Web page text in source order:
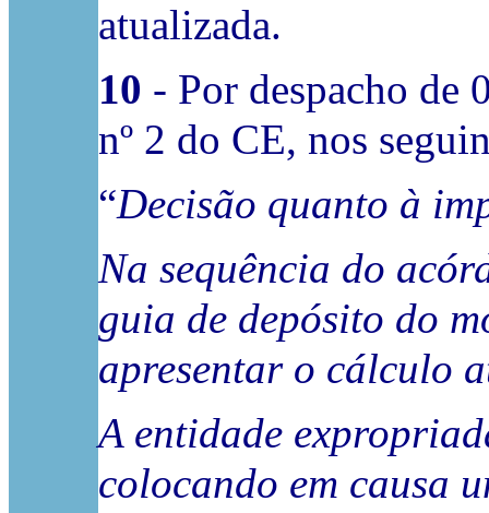
atualizada.
10 - Por despacho de
nº 2 do CE, nos
“Decisão quanto à
Na sequência do
guia de depósito do
apresentar o cálculo
A entidade
colocando em causa